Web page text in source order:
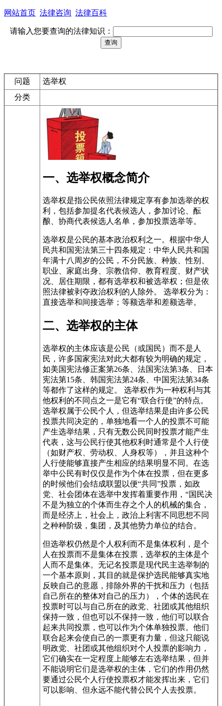
网站首页 法律咨询 法律百科
请输入您要查询的法律知识：
问题
选举权
分类
一、选举权概念简介
选举权是指公民依照法律规定享有参加选举的权
利，包括参加提名代表候选人，参加讨论、酝
酿、协商代表候选人名单，参加投票选举等。
选举权是公民的基本政治权利之一。根据中华人
民共和国宪法第三十四条规定：中华人民共和国
年满十八周岁的公民，不分民族、种族、性别、
职业、家庭出身、宗教信仰、教育程度、财产状
况、居住期限，都有选举权和被选举权；但是依
照法律被剥夺政治权利的人除外。 选举权分为：
直接选举和间接选举；等额选举和差额选举。
二、选举权的主体
选举权的主体应该是公民（或国民）而不是人
民，许多国家宪法对此大都有较为明确的规定，
如美国宪法修正案第26条、法国宪法第3条、日本
宪法第15条、韩国宪法第24条、中国宪法第34条
等都作了这样的规定。 选举权作为一种权利与其
他权利的不同点之一是它有“联合行使”的特点。
选举权属于公民个人，但选举结果是由许多公民
投票共同决定的，单独地看一个人的投票不可能
产生选举结果，只有无数公民同时投票才能产生
代表，这与公民行使其他权利时通常是个人行使
（如财产权、劳动权、人身权等），并且这种个
人行使能够直接产生相应的结果明显不同。在选
举中公民有时仅仅是作为个体在投票，但在更多
的时候他们会结成联盟以便“共同”投票，如政
党、社会团体在选举中发挥着重要作用，“国民决
不是为独立的个体而生存之个人的机械的集合，
而是经济上，社会上，政治上利害不同思想不同
之种种阶级，集团，及其他势力单位的结合。
但选举权仍然是个人权利而不是集体权利，是个
人在投票而不是集体在投票，选举权的主体是个
人而不是集体。无记名投票是现代民主选举制的
一个基本原则，其目的就是保护选民能够真实地
反映自己的意愿，排除外界的干扰和压力（包括
自己所在的整体对自己的压力），个体的选民在
投票时可以与自己所在的政党、社团或其他组织
保持一致，但也可以不保持一致，他们可以联合
起来共同投票，也可以作为个体单独投票。他们
联合起来会使自己的一票更有力量，但这只能说
明政党、社团或其他组织对个人投票的影响力，
它们确实在一定程度上能够左右选举结果，但并
不能说明它们是选举权的主体，它们的作用仍然
要通过公民个人行使投票权才能发挥出来，它们
可以影响、但永远不能代替公民个人去投票。